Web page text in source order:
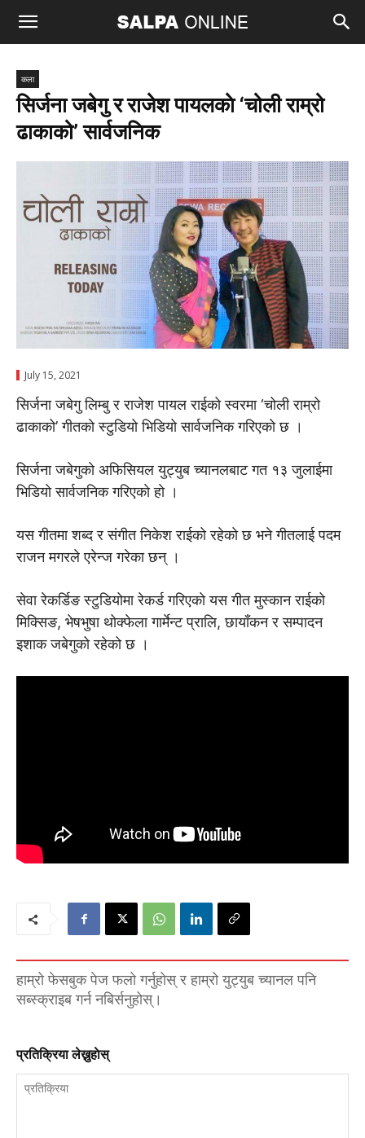
कला
सिर्जना जबेगु र राजेश पायलकाे ‘चोली राम्रो
ढाकाको’ सार्वजनिक
July 15, 2021
सिर्जना जबेगु लिम्बु र राजेश पायल राईको स्वरमा ‘चोली राम्रो
ढाकाको’ गीतकाे स्टुडियो भिडियो सार्वजनिक गरिएकाे छ ।
सिर्जना जबेगुकाे अफिसियल युट्युब च्यानलबाट गत १३ जुलाईमा
भिडियाे सार्वजनिक गरिएकाे हाे ।
यस गीतमा शब्द र संगीत निकेश राईको रहेको छ भने गीतलाई पदम
राजन मगरले एरेन्ज गरेका छन् ।
सेवा रेकर्डिङ स्टुडियोमा रेकर्ड गरिएकाे यस गीत मुस्कान राईको
मिक्सिङ, भेषभुषा थोक्फेला गार्मेन्ट प्रालि, छायाँकन र सम्पादन
इशाक जबेगुको रहेको छ ।
हाम्रो फेसबुक पेज फलो गर्नुहोस् र हाम्रो युट्युब च्यानल पनि
सब्स्क्राइब गर्न नबिर्सनुहोस्।
प्रतिक्रिया लेख्नुहाेस्